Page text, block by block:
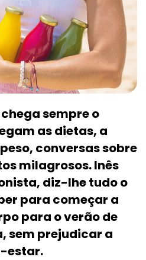
sempre o
as dietas, a
conversas sobre
milagrosos. Inês
diz-lhe tudo o
para começar a
para o verão de
sem prejudicar a
estar.